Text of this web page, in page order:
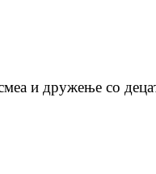
и дружење со